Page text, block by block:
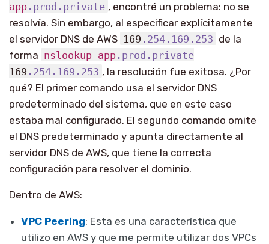
app .prod .private , encontré un problema: no se
resolvía. Sin embargo, al especificar explícitamente
el servidor DNS de AWS 169 .254 .169 .253 de la
forma nslookup app .prod .private
169 .254 .169 .253 , la resolución fue exitosa. ¿Por
qué? El primer comando usa el servidor DNS
predeterminado del sistema, que en este caso
estaba mal configurado. El segundo comando omite
el DNS predeterminado y apunta directamente al
servidor DNS de AWS, que tiene la correcta
configuración para resolver el dominio.
Dentro de AWS:
VPC Peering: Esta es una característica que
utilizo en AWS y que me permite utilizar dos VPCs